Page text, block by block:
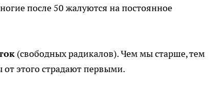
после 50 жалуются на постоянное
(свободных радикалов). Чем мы старше, тем
этого страдают первыми.